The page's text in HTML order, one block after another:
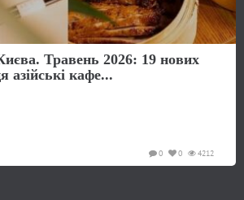
Травень 2026: 19 нових
азійські кафе...
4212
0
0